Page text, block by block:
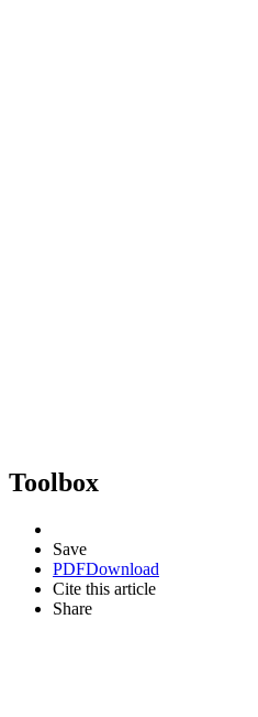
Toolbox
Save
PDFDownload
Cite this article
Share